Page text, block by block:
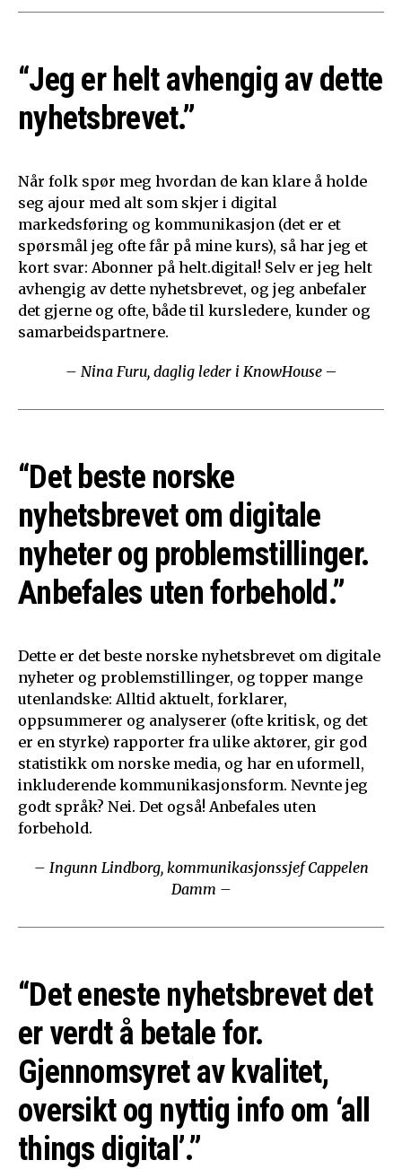
“Jeg er helt avhengig av dette
nyhetsbrevet.”
Når folk spør meg hvordan de kan klare å holde
seg ajour med alt som skjer i digital
markedsføring og kommunikasjon (det er et
spørsmål jeg ofte får på mine kurs), så har jeg et
kort svar: Abonner på helt.digital! Selv er jeg helt
avhengig av dette nyhetsbrevet, og jeg anbefaler
det gjerne og ofte, både til kursledere, kunder og
samarbeidspartnere.
– Nina Furu, daglig leder i KnowHouse –
“Det beste norske
nyhetsbrevet om digitale
nyheter og problemstillinger.
Anbefales uten forbehold.”
Dette er det beste norske nyhetsbrevet om digitale
nyheter og problemstillinger, og topper mange
utenlandske: Alltid aktuelt, forklarer,
oppsummerer og analyserer (ofte kritisk, og det
er en styrke) rapporter fra ulike aktører, gir god
statistikk om norske media, og har en uformell,
inkluderende kommunikasjonsform. Nevnte jeg
godt språk? Nei. Det også! Anbefales uten
forbehold.
– Ingunn Lindborg, kommunikasjonssjef Cappelen
Damm –
“Det eneste nyhetsbrevet det
er verdt å betale for.
Gjennomsyret av kvalitet,
oversikt og nyttig info om ‘all
things digital’.”